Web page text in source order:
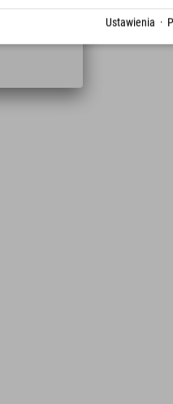
Ustawienia ·